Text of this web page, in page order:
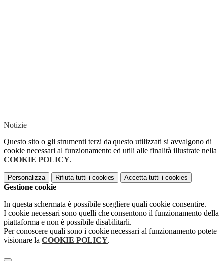
Notizie
Questo sito o gli strumenti terzi da questo utilizzati si avvalgono di
cookie necessari al funzionamento ed utili alle finalità illustrate nella
COOKIE POLICY.
Personalizza Rifiuta tutti i cookies Accetta tutti i cookies
Gestione cookie
In questa schermata è possibile scegliere quali cookie consentire.
I cookie necessari sono quelli che consentono il funzionamento della
piattaforma e non è possibile disabilitarli.
Per conoscere quali sono i cookie necessari al funzionamento potete
visionare la COOKIE POLICY.